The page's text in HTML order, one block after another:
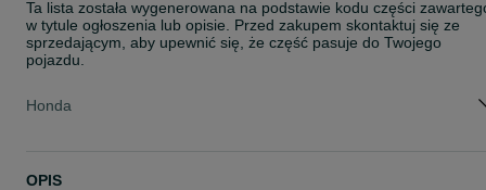
Ta lista została wygenerowana na podstawie kodu części
w tytule ogłoszenia lub opisie. Przed zakupem skontaktuj się ze
sprzedającym, aby upewnić się, że część pasuje do Twojego
pojazdu.
Honda
OPIS